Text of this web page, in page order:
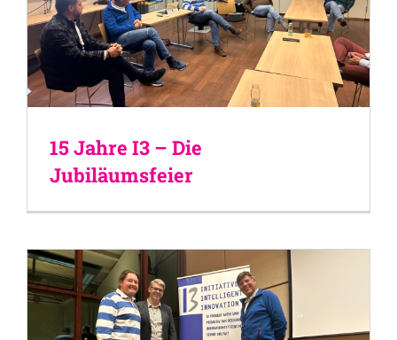
15 Jahre I3 – Die
Jubiläumsfeier